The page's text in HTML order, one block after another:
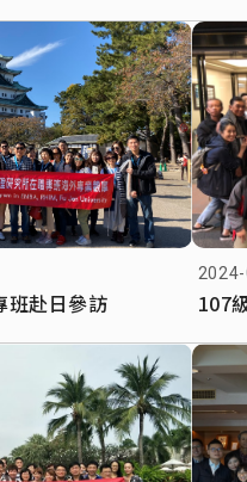
班赴日參訪 107